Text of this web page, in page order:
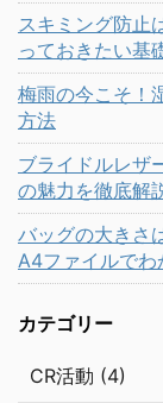
スキミング防止
っておきたい基
梅雨の今こそ！
方法
ブライドルレザ
の魅力を徹底解
バッグの大きさ
A4ファイルでわ
カテゴリー
CR活動 (4)